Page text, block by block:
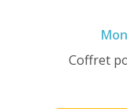
Coffret